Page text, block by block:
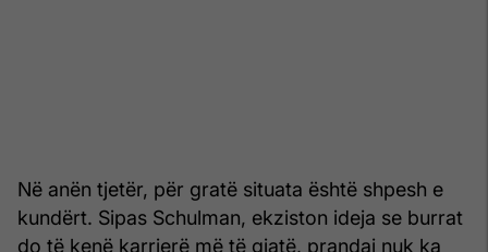
Në anën tjetër, për gratë situata është shpesh e
kundërt. Sipas Schulman, ekziston ideja se burrat
do të kenë karrierë më të gjatë, prandaj nuk ka